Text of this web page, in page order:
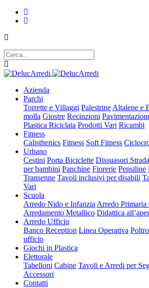
Azienda
Parchi
Torrette e Villaggi Palestrine Altalene e
molla Giostre Recinzioni
Plastica Riciclata Prodotti Vari Ricambi
Fitness
Calisthenics Fitness Soft Fitness
Urbano
Cestini Porta Biciclette Dissuasori
per bambini Panchine Fiorerie Pensiline
Transenne Tavoli inclusivi per disabili
Vari
Scuola
Arredo Nido e Infanzia Arredo Primaria
Arredamento Metallico Didattica
Arredo Ufficio
Banco Reception Linea Operativa
ufficio
Giochi in Plastica
Elettorale
Tabelloni Cabine Tavoli e Arredi per
Accessori
Contatti